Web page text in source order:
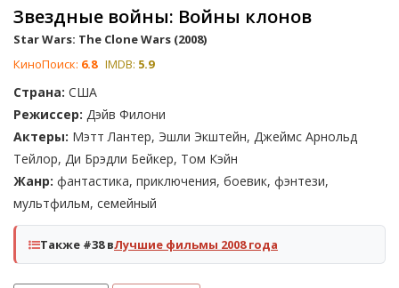
Звездные войны: Войны клонов
Star Wars: The Clone Wars (2008)
КиноПоиск: 6.8 IMDB: 5.9
Страна: США
Режиссер: Дэйв Филони
Актеры: Мэтт Лантер, Эшли Экштейн, Джеймс Арнольд
Тейлор, Ди Брэдли Бейкер, Том Кэйн
Жанр: фантастика, приключения, боевик, фэнтези,
мультфильм, семейный
Также #38 вЛучшие фильмы 2008 года